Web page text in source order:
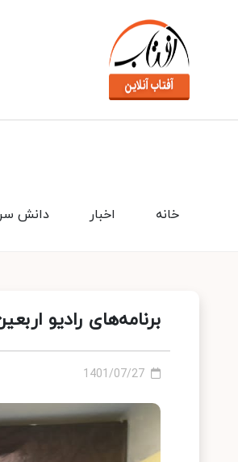
دانش اخبار خانه
برنامه‌های رادیو
1401/07/27